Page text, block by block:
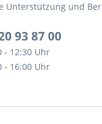
Unterstützung und
93 87 00
- 12:30 Uhr
- 16:00 Uhr